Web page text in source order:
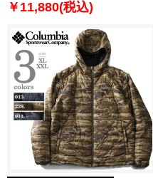
v3377
￥11,880(税込)